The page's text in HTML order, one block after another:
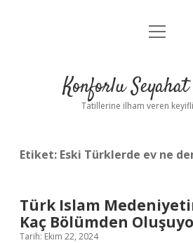
Anasayfa
Yasal Uyarı
menüyü
Konforlu
Tatillerine ilham veren
Etiket: Eski Türklerde ev ne
Türk Islam
Kaç Bölümden
Tarih: Ekim 22, 2024